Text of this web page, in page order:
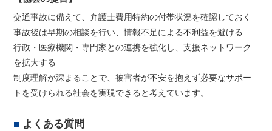
交通事故に備えて、弁護士費用特約の付帯状況を確認しておく
事故後は早期の相談を行い、情報不足による不利益を避ける
行政・医療機関・専門家との連携を強化し、支援ネットワーク
を拡大する
制度理解が深まることで、被害者が不安を抱えず必要なサポー
トを受けられる社会を実現できると考えています。
よくある質問